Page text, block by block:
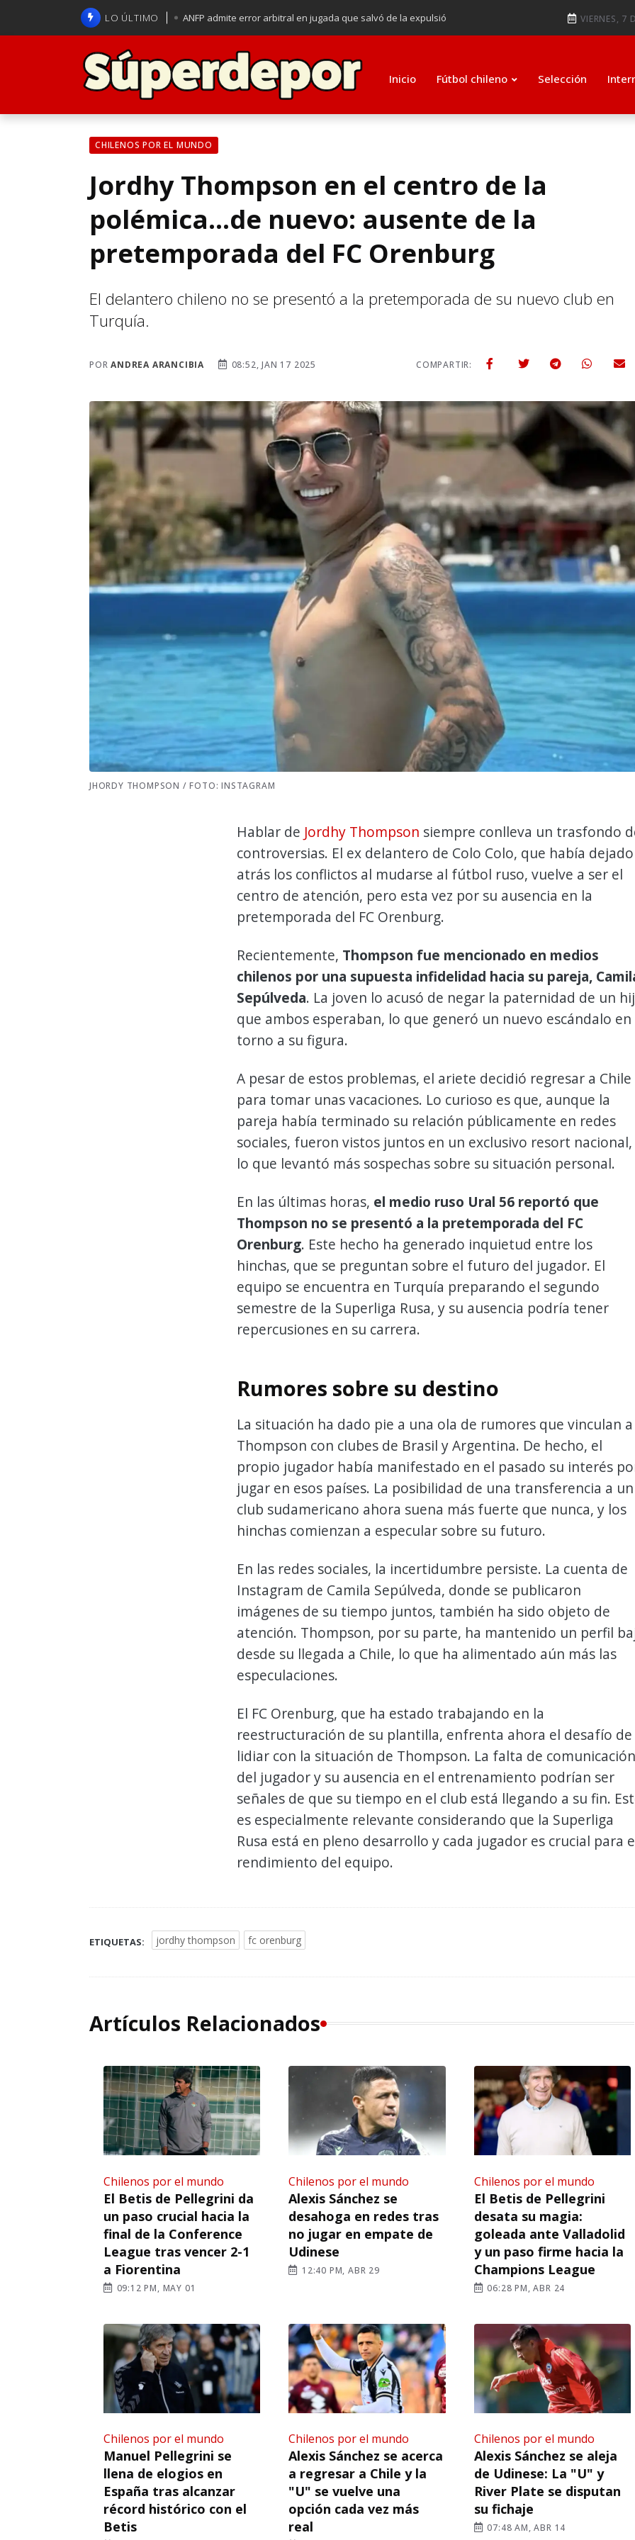
LO ÚLTIMO ANFP admite error arbitral en jugada que salvó de la expulsió
La U se aferra a la esperanza de clasificar a octavos de
Brasil anuncia a Carlo Ancelotti como su nuevo entrenador para
VIERNES, 7
Inicio Fútbol chileno Selección
CHILENOS POR EL MUNDO
Jordhy Thompson en el centro de la
polémica...de nuevo: ausente de la
pretemporada del FC Orenburg
El delantero chileno no se presentó a la pretemporada de su nuevo club en
Turquía.
PORANDREA ARANCIBIA 08:52, JAN 17 2025 COMPARTIR:
JHORDY THOMPSON / FOTO: INSTAGRAM
Hablar de Jordhy Thompson siempre conlleva un trasfondo
controversias. El ex delantero de Colo Colo, que había dejado
atrás los conflictos al mudarse al fútbol ruso, vuelve a ser el
centro de atención, pero esta vez por su ausencia en la
pretemporada del FC Orenburg.
Recientemente, Thompson fue mencionado en medios
chilenos por una supuesta infidelidad hacia su pareja,
Sepúlveda. La joven lo acusó de negar la paternidad de un
que ambos esperaban, lo que generó un nuevo escándalo en
torno a su figura.
A pesar de estos problemas, el ariete decidió regresar a Chile
para tomar unas vacaciones. Lo curioso es que, aunque la
pareja había terminado su relación públicamente en redes
sociales, fueron vistos juntos en un exclusivo resort nacional,
lo que levantó más sospechas sobre su situación personal.
En las últimas horas, el medio ruso Ural 56 reportó que
Thompson no se presentó a la pretemporada del FC
Orenburg. Este hecho ha generado inquietud entre los
hinchas, que se preguntan sobre el futuro del jugador. El
equipo se encuentra en Turquía preparando el segundo
semestre de la Superliga Rusa, y su ausencia podría tener
repercusiones en su carrera.
Rumores sobre su destino
La situación ha dado pie a una ola de rumores que vinculan a
Thompson con clubes de Brasil y Argentina. De hecho, el
propio jugador había manifestado en el pasado su interés
jugar en esos países. La posibilidad de una transferencia a un
club sudamericano ahora suena más fuerte que nunca, y los
hinchas comienzan a especular sobre su futuro.
En las redes sociales, la incertidumbre persiste. La cuenta de
Instagram de Camila Sepúlveda, donde se publicaron
imágenes de su tiempo juntos, también ha sido objeto de
atención. Thompson, por su parte, ha mantenido un perfil
desde su llegada a Chile, lo que ha alimentado aún más las
especulaciones.
El FC Orenburg, que ha estado trabajando en la
reestructuración de su plantilla, enfrenta ahora el desafío de
lidiar con la situación de Thompson. La falta de comunicación
del jugador y su ausencia en el entrenamiento podrían ser
señales de que su tiempo en el club está llegando a su fin.
es especialmente relevante considerando que la Superliga
Rusa está en pleno desarrollo y cada jugador es crucial para
rendimiento del equipo.
ETIQUETAS: jordhy thompson fc orenburg
Artículos Relacionados
Chilenos por el mundo
El Betis de Pellegrini da
un paso crucial hacia la
final de la Conference
League tras vencer 2-1
a Fiorentina
09:12 PM, MAY 01
Chilenos por el mundo
Alexis Sánchez se
desahoga en redes tras
no jugar en empate de
Udinese
12:40 PM, ABR 29
Chilenos por el mundo
El Betis de Pellegrini
desata su magia:
goleada ante Valladolid
y un paso firme hacia la
Champions League
06:28 PM, ABR 24
Chilenos por el mundo
Manuel Pellegrini se
llena de elogios en
España tras alcanzar
récord histórico con el
Betis
Chilenos por el mundo
Alexis Sánchez se acerca
a regresar a Chile y la
"U" se vuelve una
opción cada vez más
real
Chilenos por el mundo
Alexis Sánchez se aleja
de Udinese: La "U" y
River Plate se disputan
su fichaje
07:48 AM, ABR 14